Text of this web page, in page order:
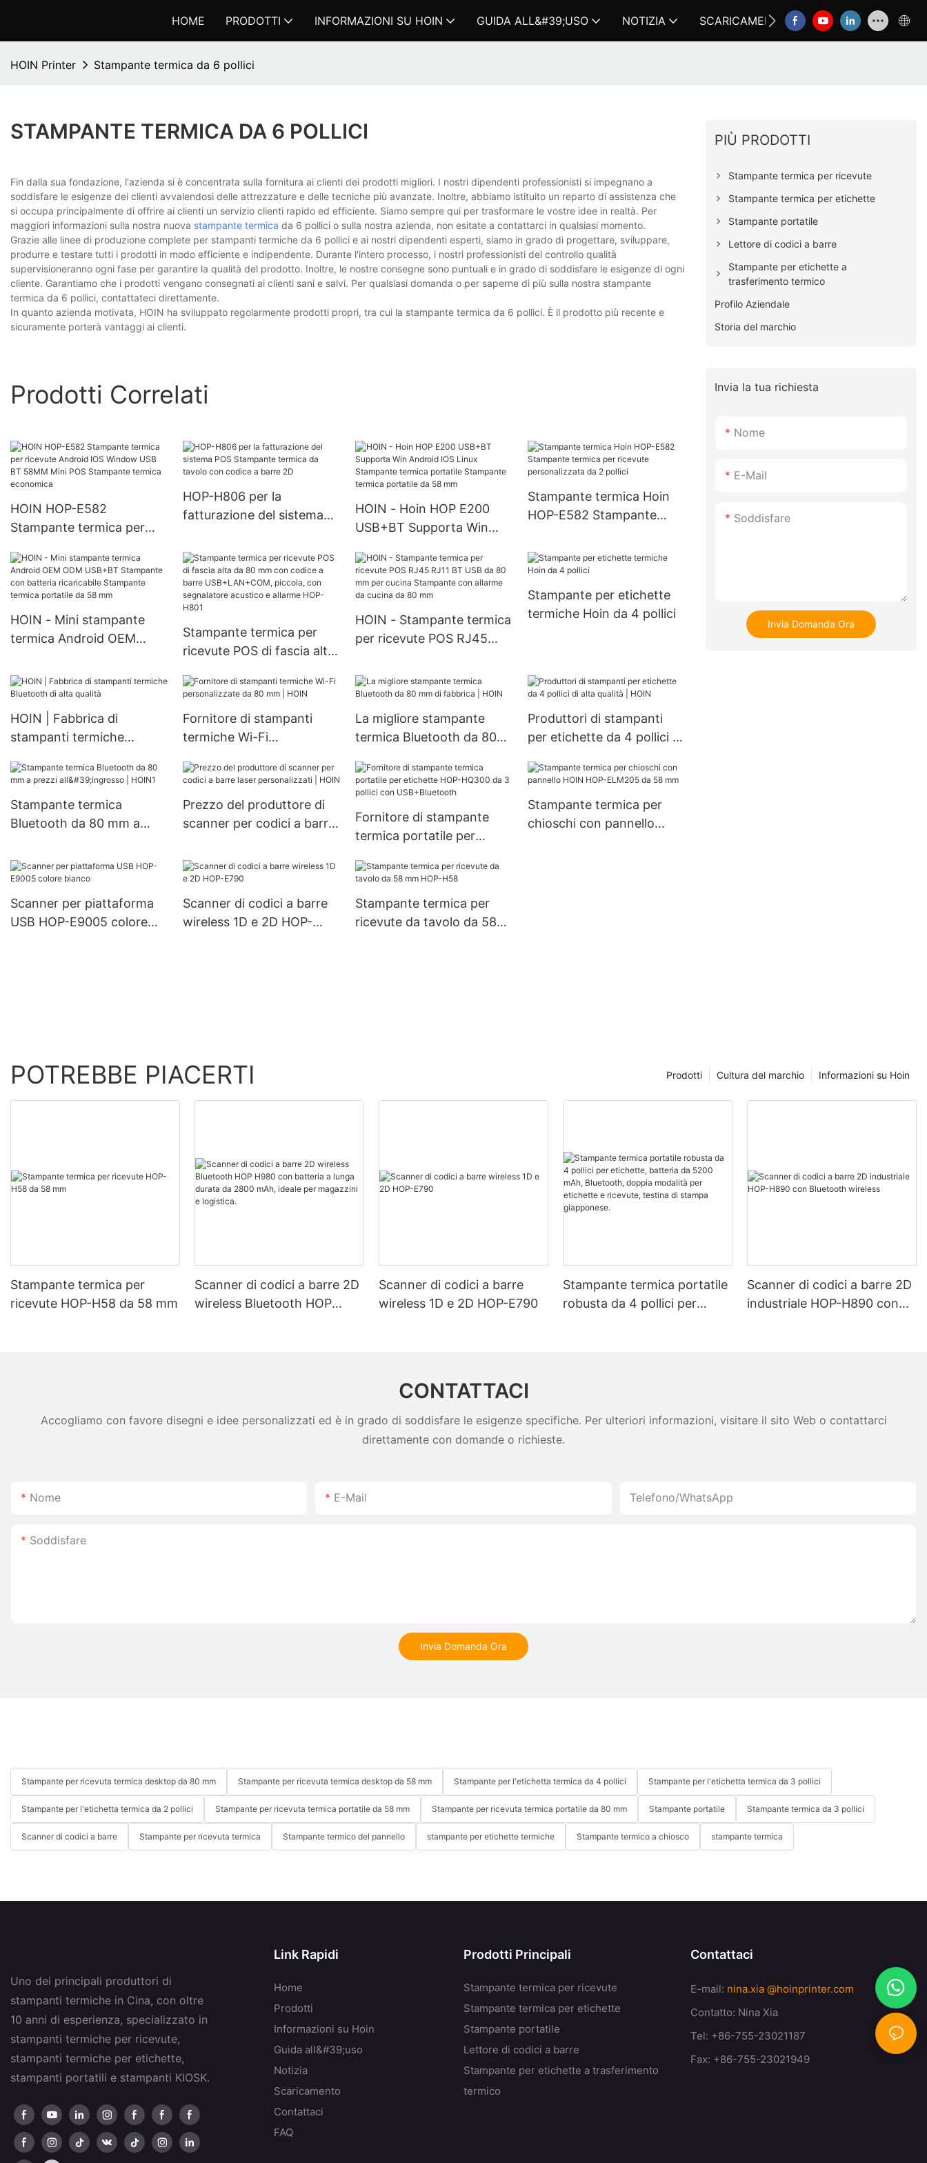
HOME PRODOTTI INFORMAZIONI SU HOIN GUIDA ALL&#39;USO NOTIZIA SCARICAMENTO CONTATTACI
HOIN Printer Stampante termica da 6 pollici
STAMPANTE TERMICA DA 6 POLLICI
Fin dalla sua fondazione, l'azienda si è concentrata sulla fornitura ai clienti dei prodotti migliori. I nostri dipendenti professionisti si impegnano a
soddisfare le esigenze dei clienti avvalendosi delle attrezzature e delle tecniche più avanzate. Inoltre, abbiamo istituito un reparto di assistenza che
si occupa principalmente di offrire ai clienti un servizio clienti rapido ed efficiente. Siamo sempre qui per trasformare le vostre idee in realtà. Per
maggiori informazioni sulla nostra nuova stampante termica da 6 pollici o sulla nostra azienda, non esitate a contattarci in qualsiasi momento.
Grazie alle linee di produzione complete per stampanti termiche da 6 pollici e ai nostri dipendenti esperti, siamo in grado di progettare, sviluppare,
produrre e testare tutti i prodotti in modo efficiente e indipendente. Durante l'intero processo, i nostri professionisti del controllo qualità
supervisioneranno ogni fase per garantire la qualità del prodotto. Inoltre, le nostre consegne sono puntuali e in grado di soddisfare le esigenze di ogni
cliente. Garantiamo che i prodotti vengano consegnati ai clienti sani e salvi. Per qualsiasi domanda o per saperne di più sulla nostra stampante
termica da 6 pollici, contattateci direttamente.
In quanto azienda motivata, HOIN ha sviluppato regolarmente prodotti propri, tra cui la stampante termica da 6 pollici. È il prodotto più recente e
sicuramente porterà vantaggi ai clienti.
Prodotti Correlati
HOIN HOP-E582
Stampante termica per
Window USB BT 58MM
Mini POS Stampante
termica economica
HOP-H806 per la
fatturazione del sistema
da tavolo con codice a
barre 2D
HOIN - Hoin HOP E200
USB+BT Supporta Win
Stampante termica
portatile Stampante
termica portatile da 58
mm
Stampante termica Hoin
HOP-E582 Stampante
personalizzata da 2 pollici
HOIN - Mini stampante
termica Android OEM
con batteria ricaricabile
Stampante termica
portatile da 58 mm
Stampante termica per
ricevute POS di fascia alta
barre USB+LAN+COM,
acustico e allarme HOP-
H801
HOIN - Stampante termica
per ricevute POS RJ45
per cucina Stampante con
allarme da cucina da 80
mm
Stampante per etichette
termiche Hoin da 4 pollici
HOIN | Fabbrica di
stampanti termiche
Fornitore di stampanti
termiche Wi-Fi
HOIN
La migliore stampante
termica Bluetooth da 80
Produttori di stampanti
per etichette da 4 pollici di
Stampante termica
Bluetooth da 80 mm a
Prezzo del produttore di
scanner per codici a barre
Fornitore di stampante
termica portatile per
pollici con USB+Bluetooth
Stampante termica per
chioschi con pannello
Scanner per piattaforma
USB HOP-E9005 colore
Scanner di codici a barre
wireless 1D e 2D HOP-
Stampante termica per
ricevute da tavolo da 58
PIÙ PRODOTTI
Stampante termica per ricevute
Stampante termica per etichette
Stampante portatile
Lettore di codici a barre
Stampante per etichette a
trasferimento termico
Profilo Aziendale
Storia del marchio
Invia la tua richiesta
Nome
E-Mail
Soddisfare
Invia Domanda Ora
POTREBBE PIACERTI Informazioni su Hoin
Cultura del marchio
Prodotti
Stampante termica per
ricevute HOP-H58 da 58 mm
Scanner di codici a barre 2D
wireless Bluetooth HOP
Scanner di codici a barre
wireless 1D e 2D HOP-E790
Stampante termica portatile
robusta da 4 pollici per
Scanner di codici a barre 2D
industriale HOP-H890 con
CONTATTACI
Accogliamo con favore disegni e idee personalizzati ed è in grado di soddisfare le esigenze specifiche. Per ulteriori informazioni, visitare il sito Web o contattarci
direttamente con domande o richieste.
Nome E-Mail Telefono/WhatsApp
Soddisfare
Invia Domanda Ora
Stampante per ricevuta termica desktop da 80 mm Stampante per ricevuta termica desktop da 58 mm Stampante per l'etichetta termica da 4 pollici Stampante per l'etichetta termica da 3 pollici
Stampante per l'etichetta termica da 2 pollici Stampante per ricevuta termica portatile da 58 mm Stampante per ricevuta termica portatile da 80 mm Stampante portatile Stampante termica da 3 pollici
Scanner di codici a barre Stampante per ricevuta termica Stampante termico del pannello stampante per etichette termiche Stampante termico a chiosco stampante termica
Uno dei principali produttori di
stampanti termiche in Cina, con oltre
10 anni di esperienza, specializzato in
stampanti termiche per ricevute,
stampanti termiche per etichette,
stampanti portatili e stampanti KIOSK.
Link Rapidi
Home
Prodotti
Informazioni su Hoin
Guida all&#39;uso
Notizia
Scaricamento
Contattaci
FAQ
Prodotti Principali
Stampante termica per ricevute
Stampante termica per etichette
Stampante portatile
Lettore di codici a barre
Stampante per etichette a trasferimento
termico
Contattaci
E-mail: nina.xia @hoinprinter.com
Contatto: Nina Xia
Tel: +86-755-23021187
Fax: +86-755-23021949